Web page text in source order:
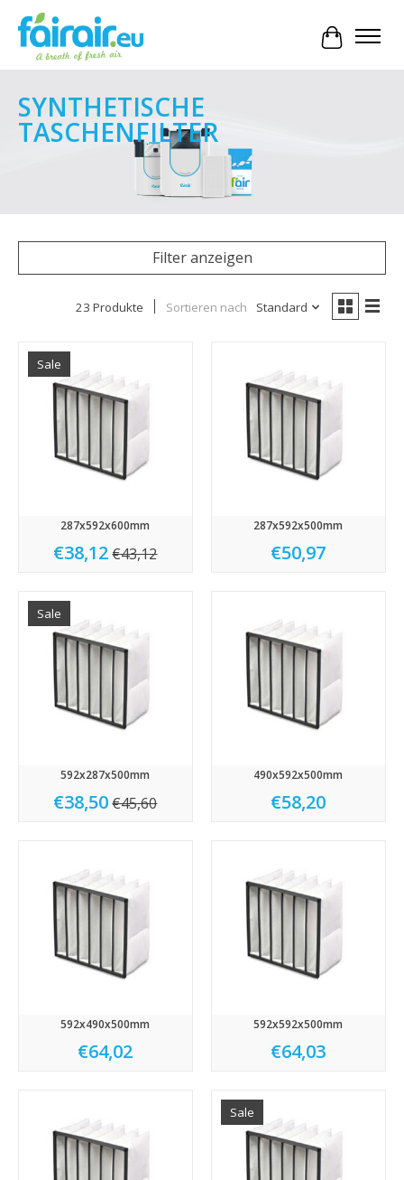
Ihr
SYNTHETISCHE
TASCHENFILTER
Filter anzeigen
23 Produkte Sortieren nach Standard
Sale
287x592x600mm
€38,12 €43,12
287x592x500mm
€50,97
Sale
592x287x500mm
€38,50 €45,60
490x592x500mm
€58,20
592x490x500mm
€64,02
592x592x500mm
€64,03
Sale